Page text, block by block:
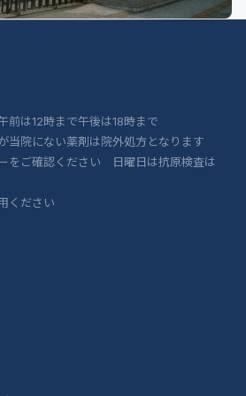
は12時まで午後は18時まで
当院にない薬剤は院外処方となります
をご確認ください 日曜日は抗原検査は
ください